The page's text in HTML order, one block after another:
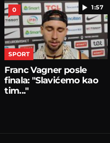
1:57
0
SPORT
Franc Vagner posle
finala: "Slavićemo kao
tim..."